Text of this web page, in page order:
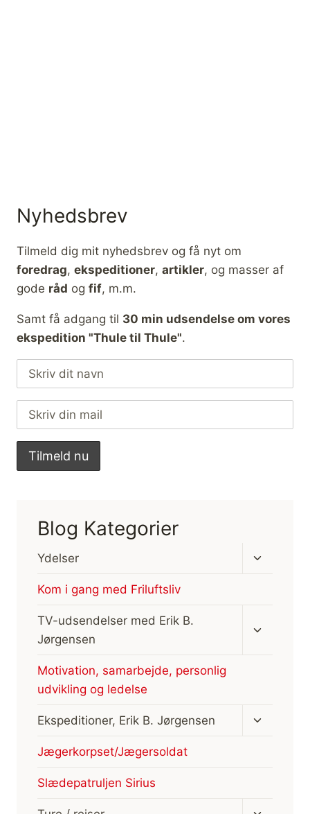
Nyhedsbrev
Tilmeld dig mit nyhedsbrev og få nyt om
foredrag, ekspeditioner, artikler, og masser af
gode råd og fif, m.m.
Samt få adgang til 30 min udsendelse om vores
ekspedition "Thule til Thule".
Blog Kategorier
Ydelser
Skift
Kom i gang med Friluftsliv
TV-udsendelser med Erik B.
Jørgensen
Motivation, samarbejde, personlig
udvikling og ledelse
Ekspeditioner, Erik B. Jørgensen
Skift
Jægerkorpset/Jægersoldat
Slædepatruljen Sirius